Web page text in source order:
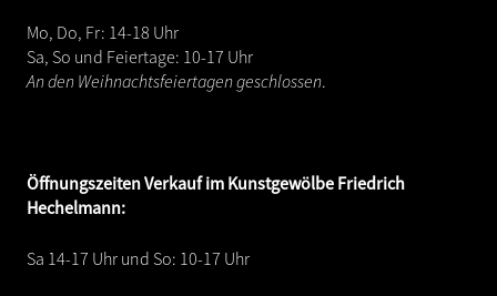
Mo, Do, Fr: 14-18 Uhr
Sa, So und Feiertage: 10-17 Uhr
An den Weihnachtsfeiertagen geschlossen.
ÖffnungszeitenVerkauf im Kunstgewölbe Friedrich
Hechelmann:
Sa 14-17 Uhr und So: 10-17 Uhr